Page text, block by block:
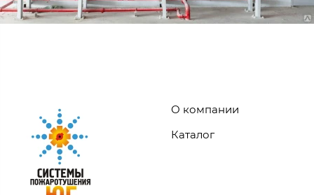
О компании
Каталог